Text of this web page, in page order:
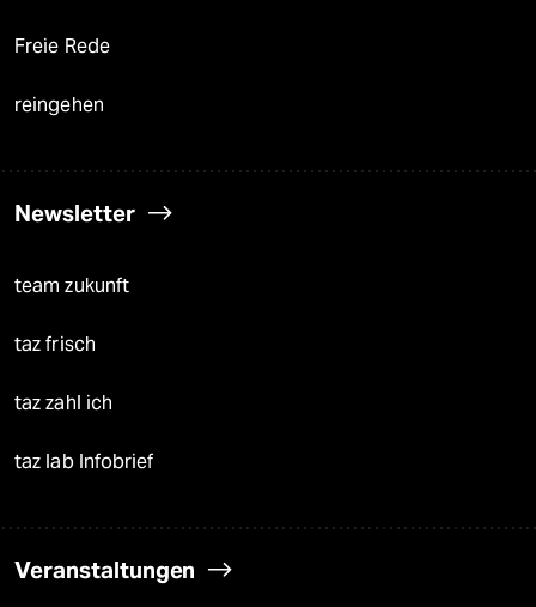
Freie Rede
reingehen
Newsletter
team zukunft
taz frisch
taz zahl ich
taz lab Infobrief
Veranstaltungen